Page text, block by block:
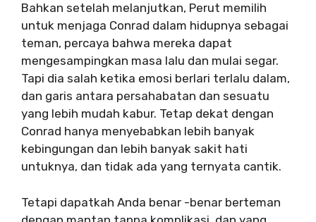
Bahkan setelah melanjutkan, Perut memilih
untuk menjaga Conrad dalam hidupnya sebagai
teman, percaya bahwa mereka dapat
mengesampingkan masa lalu dan mulai segar.
Tapi dia salah ketika emosi berlari terlalu dalam,
dan garis antara persahabatan dan sesuatu
yang lebih mudah kabur. Tetap dekat dengan
Conrad hanya menyebabkan lebih banyak
kebingungan dan lebih banyak sakit hati
untuknya, dan tidak ada yang ternyata cantik.
Tetapi dapatkah Anda benar -benar berteman